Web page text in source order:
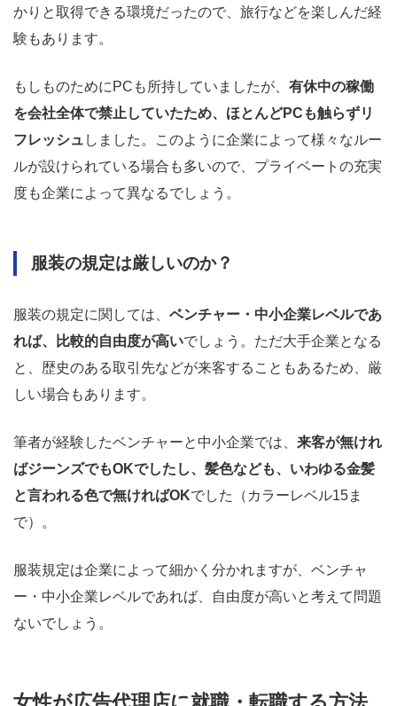
かりと取得できる環境だったので、旅行などを楽しんだ経
験もあります。
もしものためにPCも所持していましたが、 有休中の稼働
を会社全体で禁止していたため、ほとんどPCも触らずリ
フレッシュ しました。このように企業によって様々なルー
ルが設けられている場合も多いので、プライベートの充実
度も企業によって異なるでしょう。
服装の規定は厳しいのか？
服装の規定に関しては、 ベンチャー・中小企業レベルであ
れば、比較的自由度が高いでしょう。ただ大手企業となる
と、歴史のある取引先などが来客することもあるため、厳
しい場合もあります。
筆者が経験したベンチャーと中小企業では、 来客が無けれ
ばジーンズでもOKでしたし、髪色なども、いわゆる金髪
と言われる色で無ければOKでした（カラーレベル15ま
で）。
服装規定は企業によって細かく分かれますが、ベンチャ
ー・中小企業レベルであれば、自由度が高いと考えて問題
ないでしょう。